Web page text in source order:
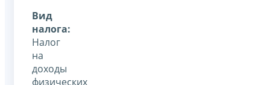
Вид
налога:
Налог
на
доходы
физических